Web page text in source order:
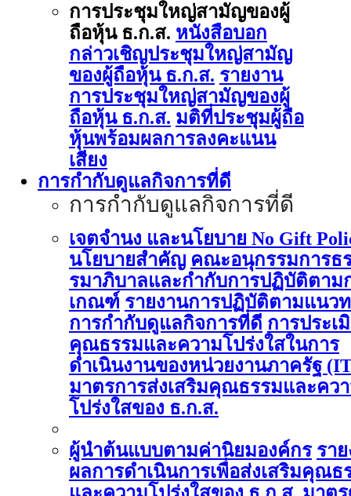
การประชุมใหญ่สามัญของผู้
ถือหุ้น ธ.ก.ส. หนังสือบอก
กล่าวเชิญประชุมใหญ่สามัญ
ของผู้ถือหุ้น ธ.ก.ส. รายงาน
การประชุมใหญ่สามัญของผู้
ถือหุ้น ธ.ก.ส. มติที่ประชุมผู้ถือ
หุ้นพร้อมผลการลงคะแนน
เสียง
การกำกับดูแลกิจการที่ดี
การกำกับดูแลกิจการที่ดี
เจตจำนง และนโยบาย No Gift
นโยบายสำคัญ คณะอนุกรรมการธ
รมาภิบาลและกำกับการปฏิบัติตาม
เกณฑ์ รายงานการปฏิบัติตามแนว
การกำกับดูแลกิจการที่ดี การประเ
คุณธรรมและความโปร่งใสในการ
ดำเนินงานของหน่วยงานภาครัฐ
มาตรการส่งเสริมคุณธรรมและคว
โปร่งใสของ ธ.ก.ส.
ผู้นำต้นแบบตามค่านิยมองค์กร รา
ผลการดำเนินการเพื่อส่งเสริมคุณธ